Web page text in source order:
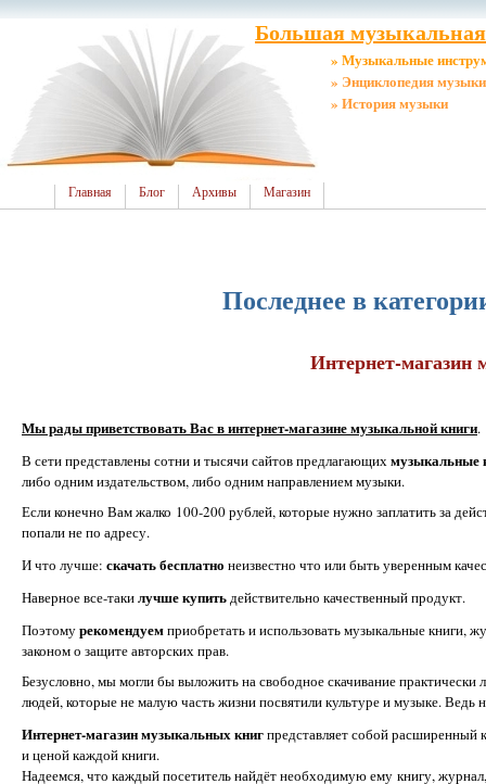
Большая
» Музыкальные
» Энциклопедия музыки
» История музыки
Главная Блог Архивы Магазин
Последнее в
Интернет-магазин
Мы рады приветствовать Вас в интернет-магазине музыкальной книги.
В сети представлены сотни и тысячи сайтов предлагающих музыкальные
либо одним издательством, либо одним направлением музыки.
Если конечно Вам жалко 100-200 рублей, которые нужно заплатить за
попали не по адресу.
И что лучше: скачать бесплатно неизвестно что или быть уверенным
Наверное все-такилучше купитьдействительно качественный продукт.
Поэтомурекомендуемприобретать и использовать музыкальные книги,
законом о защите авторских прав.
Безусловно, мы могли бы выложить на свободное скачивание
людей, которые не малую часть жизни посвятили культуре и музыке.
Интернет-магазин музыкальных книгпредставляет собой расширенный
и ценой каждой книги.
Надеемся, что каждый посетитель найдёт необходимую ему книгу,